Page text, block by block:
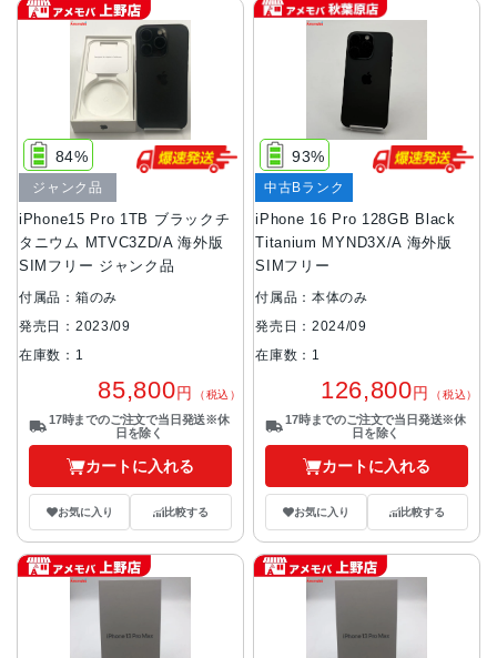
iPhone15 Pro 1TB ブラックチ
タニウム MTVC3ZD/A 海外版
SIMフリー ジャンク品
84%
ジャンク品
付属品：箱のみ
発売日：2023/09
在庫数：1
85,800円 （税込）
17時までのご注文で当日発送※休
日を除く
カートに入れる
お気に入り 比較する
iPhone 16 Pro 128GB Black
Titanium MYND3X/A 海外版
SIMフリー
93%
中古Bランク
付属品：本体のみ
発売日：2024/09
在庫数：1
126,800円 （税込）
17時までのご注文で当日発送※休
日を除く
カートに入れる
お気に入り 比較する